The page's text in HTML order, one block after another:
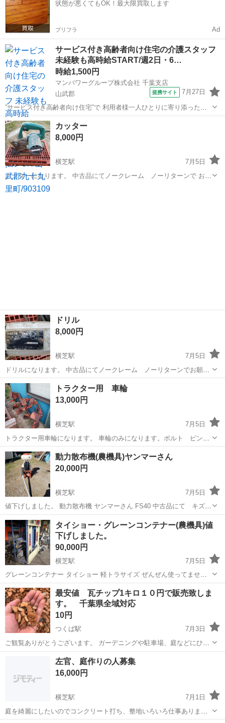
状態が悪くてもOK！最大限買取します
プリフラ Ad
サービス付き高齢者向け住宅の介護スタッフ
未経験も高時給START/週2日・6…
時給1,500円
マンパワーグループ株式会社 千葉支店
山武郡
提携サイト 7月27日
”サービス付き高齢者向け住宅”で 利用者様一人ひとりに寄り添った介
護を!! ━━━━━━━━ｖ━━━━━━━━━━ マンパワーグループ
なら… ✅️高時給でちゃんと稼げる！ ✅️ライフスタイルに合わせた働
き...
千葉 山武郡 医療
カッター
8,000円
横芝駅
7月5日
カッターになります。 中古品にてノークレーム ノーリターンで お願
いします。 100Vです。 キズ 凹み 錆 汚れ 曲がり あります。
千葉 山武郡
ドリル
8,000円
横芝駅
7月5日
ドリルになります。 中古品にてノークレーム ノーリターンでお願い
します。 中古品にて 錆 汚れ 凹み キズ ゆがみ あります。
100Vです。
千葉 山武郡 横芝駅 その他
トラクター用 車輪
13,000円
横芝駅
7月5日
トラクター用車輪になります。 車輪のみになります。ボルト ピンな
どはありません。つめタイプなので強いと思います。サイズ確認して
下さい。 中古品にてノークレーム ノーリターンでお願いします。
錆 キズ 汚れ ゆがみ 凹み あります。
千葉 山武郡 横芝駅 その他 トラクター
動力散布機(農機具)ヤンマーさん
20,000円
横芝駅
7月5日
値下げしました。 動力散布機 ヤンマーさん FS40 中古品にて キズ
汚れ 錆 凹み あります。ノークレーム ノーリターンでよろしく
お願いします。
千葉 山武郡 横芝駅 その他
タイショー・グレーンコンテナー(農機具)値
下げしました。
90,000円
横芝駅
7月5日
グレーンコンテナー タイショー 軽トラサイズ ぜんぜん使ってませ
ん。 中古品にて キズ 錆 汚れ 曲がり あります。ノークレー
ム・ノーリターンでよろしくお願いします。 140,000→130,000円
→100,000円→90...
千葉 山武郡 横芝駅 タイショー
最安値 瓦チップ1キロ１０円で販売致しま
す。 千葉県全域対応
10円
つくば駅
7月3日
ご観覧ありがとうございます。 ガーデニングや駐車場、庭などにひく
とお洒落になる瓦チップお売り出し致します。 カフェやバーベキュー
場、別荘地などにもお勧めです。 ジャリジャリと音がなるので防犯に
もお勧めです。 千葉県全...
つくば駅 その他
左官、庭作りの人募集
16,000円
横芝駅
7月1日
庭を綺麗にしたいのでコンクリート打ち、整地いろいろ仕事ありま
す。